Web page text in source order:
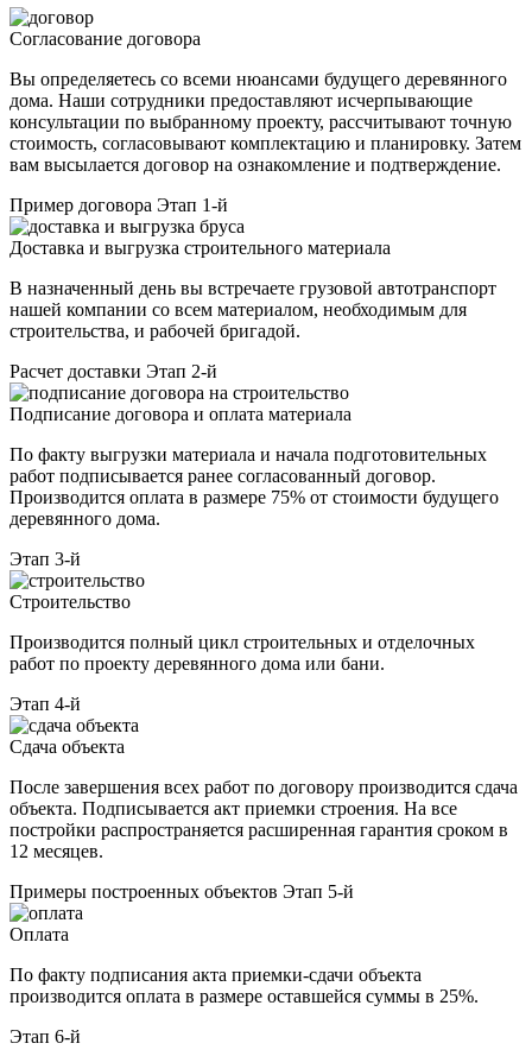
Согласование договора
Вы определяетесь со всеми нюансами будущего деревянного
дома. Наши сотрудники предоставляют исчерпывающие
консультации по выбранному проекту, рассчитывают точную
стоимость, согласовывают комплектацию и планировку. Затем
вам высылается договор на ознакомление и подтверждение.
Пример договора Этап 1-й
Доставка и выгрузка строительного материала
В назначенный день вы встречаете грузовой автотранспорт
нашей компании со всем материалом, необходимым для
строительства, и рабочей бригадой.
Расчет доставки Этап 2-й
Подписание договора и оплата материала
По факту выгрузки материала и начала подготовительных
работ подписывается ранее согласованный договор.
Производится оплата в размере 75% от стоимости будущего
деревянного дома.
Этап 3-й
Строительство
Производится полный цикл строительных и отделочных
работ по проекту деревянного дома или бани.
Этап 4-й
Сдача объекта
После завершения всех работ по договору производится сдача
объекта. Подписывается акт приемки строения. На все
постройки распространяется расширенная гарантия сроком в
12 месяцев.
Примеры построенных объектов Этап 5-й
Оплата
По факту подписания акта приемки-сдачи объекта
производится оплата в размере оставшейся суммы в 25%.
Этап 6-й